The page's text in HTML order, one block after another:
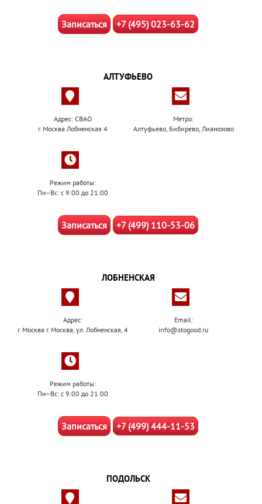
Записаться +7 (495) 023-63-62
АЛТУФЬЕВО
Адрес: СВАО
г. Москва Лобненская 4
Метро:
Алтуфьево, Бибирево, Лианозово
Режим работы:
Пн–Вс: с 9:00 до 21:00
Записаться +7 (499) 110-53-06
ЛОБНЕНСКАЯ
Адрес:
г. Москва г. Москва, ул. Лобненская, 4
Email:
info@stogood.ru
Режим работы:
Пн–Вс: с 9:00 до 21:00
Записаться +7 (499) 444-11-53
ПОДОЛЬСК